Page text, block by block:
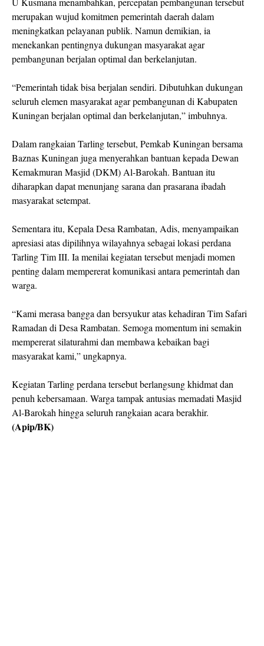
merupakan wujud komitmen pemerintah daerah dalam
meningkatkan pelayanan publik. Namun demikian, ia
menekankan pentingnya dukungan masyarakat agar
pembangunan berjalan optimal dan berkelanjutan.
“Pemerintah tidak bisa berjalan sendiri. Dibutuhkan dukungan
seluruh elemen masyarakat agar pembangunan di Kabupaten
Kuningan berjalan optimal dan berkelanjutan,” imbuhnya.
Dalam rangkaian Tarling tersebut, Pemkab Kuningan bersama
Baznas Kuningan juga menyerahkan bantuan kepada Dewan
Kemakmuran Masjid (DKM) Al-Barokah. Bantuan itu
diharapkan dapat menunjang sarana dan prasarana ibadah
masyarakat setempat.
Sementara itu, Kepala Desa Rambatan, Adis, menyampaikan
apresiasi atas dipilihnya wilayahnya sebagai lokasi perdana
Tarling Tim III. Ia menilai kegiatan tersebut menjadi momen
penting dalam mempererat komunikasi antara pemerintah dan
warga.
“Kami merasa bangga dan bersyukur atas kehadiran Tim Safari
Ramadan di Desa Rambatan. Semoga momentum ini semakin
mempererat silaturahmi dan membawa kebaikan bagi
masyarakat kami,” ungkapnya.
Kegiatan Tarling perdana tersebut berlangsung khidmat dan
penuh kebersamaan. Warga tampak antusias memadati Masjid
Al-Barokah hingga seluruh rangkaian acara berakhir.
(Apip/BK)